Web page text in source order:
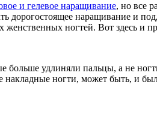
и гелевое наращивание, но все
наращивание и
ногтей. Вот здесь и
удлиняли пальцы, а не
ногти, может быть, и